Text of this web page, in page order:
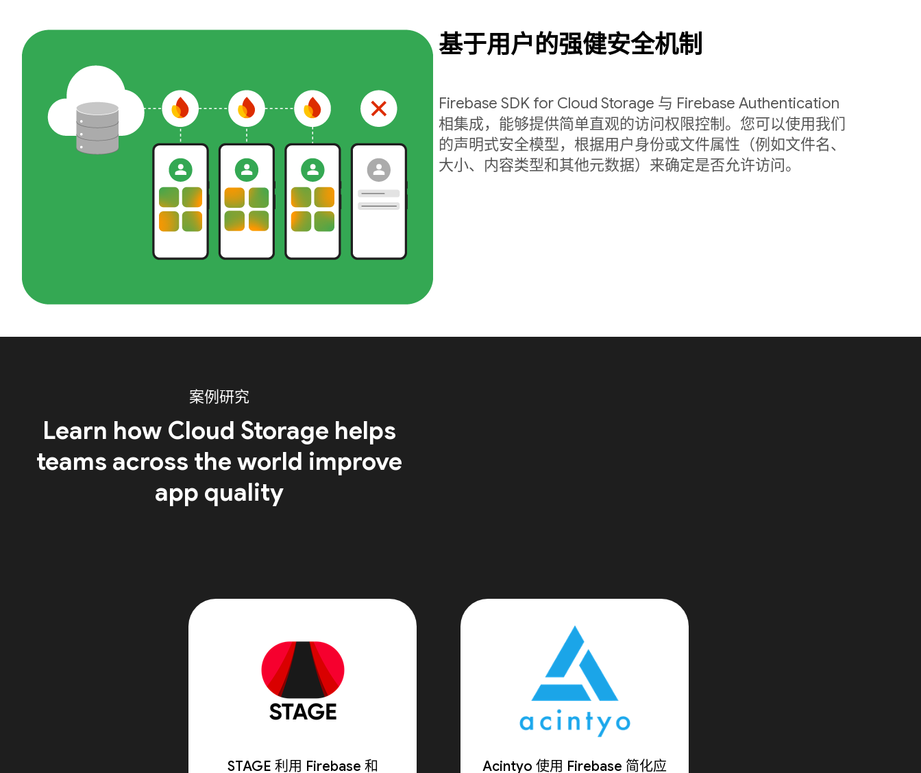
基于用户的强健安全机制
Firebase SDK for Cloud Storage 与 Firebase Authentication
相集成，能够提供简单直观的访问权限控制。您可以使用我们
的声明式安全模型，根据用户身份或文件属性（例如文件名、
大小、内容类型和其他元数据）来确定是否允许访问。
案例研究
Learn how Cloud Storage helps
teams across the world improve
app quality
STAGE 利用 Firebase 和 Acintyo 使用 Firebase 简化应